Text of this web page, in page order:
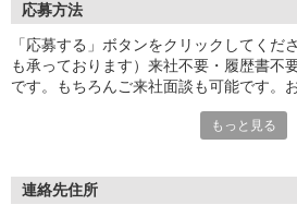
応募方法
「応募する」ボタンをクリックしてくだ
も承っております）来社不要・履歴書不
です。もちろんご来社面談も可能です。
もっと見る
連絡先住所